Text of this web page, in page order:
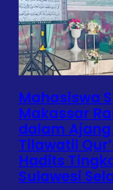
Mahasiswa
Makassar
dalam Ajang
Tilawatil
Hadits
Sulawesi